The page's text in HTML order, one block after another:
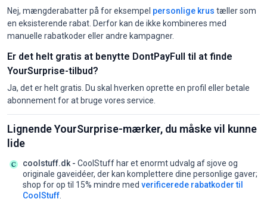
Nej, mængderabatter på for eksempel personlige krus tæller som
en eksisterende rabat. Derfor kan de ikke kombineres med
manuelle rabatkoder eller andre kampagner.
Er det helt gratis at benytte DontPayFull til at finde
YourSurprise-tilbud?
Ja, det er helt gratis. Du skal hverken oprette en profil eller betale
abonnement for at bruge vores service.
Lignende YourSurprise-mærker, du måske vil kunne
lide
coolstuff.dk - CoolStuff har et enormt udvalg af sjove og
originale gaveidéer, der kan komplettere dine personlige gaver;
shop for op til 15% mindre med verificerede rabatkoder til
CoolStuff